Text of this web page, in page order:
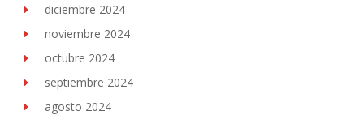
diciembre 2024
noviembre 2024
octubre 2024
septiembre 2024
agosto 2024